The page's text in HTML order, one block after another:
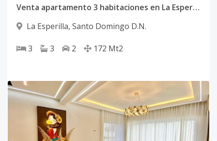
Venta apartamento 3 habitaciones en La Esperilla Santo Domingo Distrito Nacional
La Esperilla, Santo Domingo D.N.
3 3 2 172 Mt2